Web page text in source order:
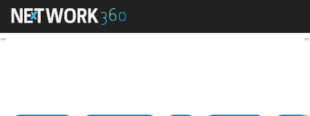
Protto (Retelit): “La cultura